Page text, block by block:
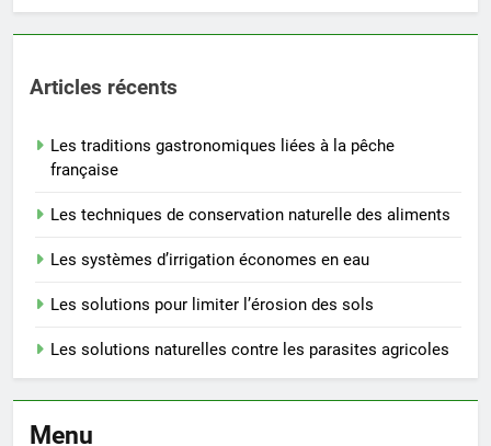
Articles récents
Les traditions gastronomiques liées à la pêche
française
Les techniques de conservation naturelle des aliments
Les systèmes d’irrigation économes en eau
Les solutions pour limiter l’érosion des sols
Les solutions naturelles contre les parasites agricoles
Menu